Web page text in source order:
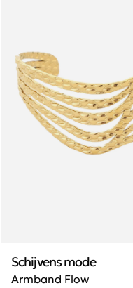
Armband Flow
Schijvens mode